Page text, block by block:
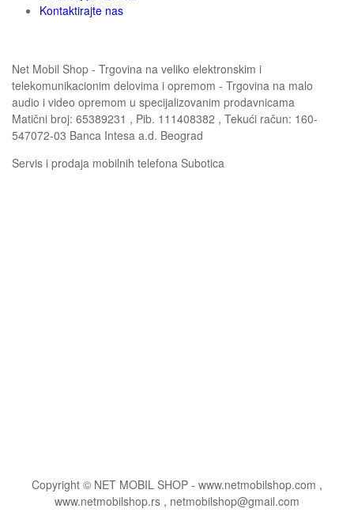
Kontaktirajte nas
Net Mobil Shop - Trgovina na veliko elektronskim i
telekomunikacionim delovima i opremom - Trgovina na malo
audio i video opremom u specijalizovanim prodavnicama
Matični broj: 65389231 , Pib. 111408382 , Tekući račun: 160-
547072-03 Banca Intesa a.d. Beograd
Servis i prodaja mobilnih telefona Subotica
Copyright © NET MOBIL SHOP - www.netmobilshop.com ,
www.netmobilshop.rs , netmobilshop@gmail.com